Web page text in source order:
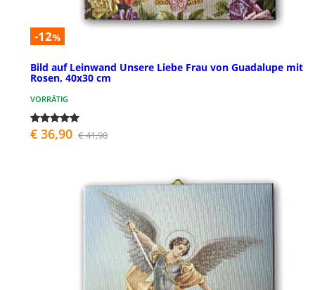
-12%
Bild auf Leinwand Unsere Liebe Frau von Guadalupe mit
Rosen, 40x30 cm
VORRÄTIG
€ 36,90 € 41,90